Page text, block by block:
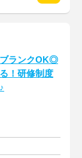
ブランクOK◎
！研修制度